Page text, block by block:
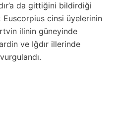
da gittiğini bildirdiği
cinsi üyelerinin
ilinin güneyinde
ve Iğdır illerinde